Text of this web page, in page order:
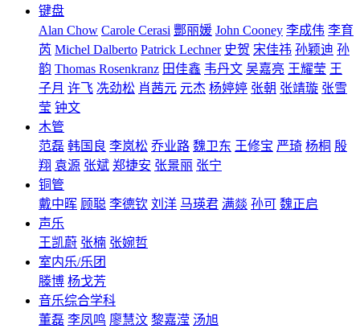
键盘
Alan Chow Carole Cerasi 酆丽媛 John Cooney 李成伟 李育
芮 Michel Dalberto Patrick Lechner 史贺 宋佳祎 孙颖迪 孙
韵 Thomas Rosenkranz 田佳鑫 韦丹文 吴嘉亮 王耀莹 王
子月 许飞 冼劲松 肖茜元 元杰 杨婷婷 张朝 张靖璇 张雪
莹 钟文
木管
范磊 韩国良 李岚松 乔业路 魏卫东 王修宝 严琦 杨桐 殷
翔 袁源 张斌 郑捷安 张景丽 张宁
铜管
戴中晖 顾聪 李德钦 刘洋 马瑛君 满燚 孙可 魏正启
声乐
王凯蔚 张楠 张婉哲
室内乐/乐团
滕博 杨戈芳
音乐综合学科
董磊 李凤鸣 廖慧汶 黎嘉滢 汤旭